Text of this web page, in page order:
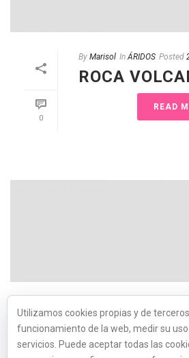
0
By Marisol In ÁRIDOS Posted
ROCA
READ
By In ÁRIDOS
TRITURADO
GRANADA
Utilizamos cookies propias y de
funcionamiento de la web, medir su
servicios. Puede aceptar todas las